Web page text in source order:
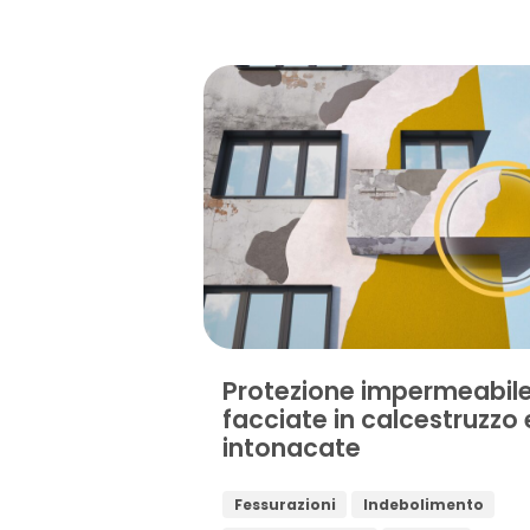
Protezione
facciate in calcestruzzo
intonacate
Fessurazioni Indebolimento